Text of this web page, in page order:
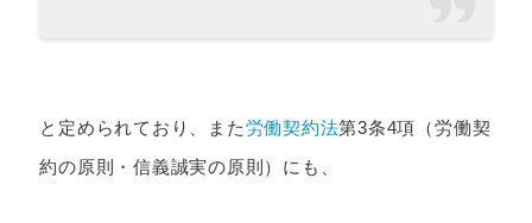
と定められており、また労働契約法第3条4項（労働契
約の原則・信義誠実の原則）にも、